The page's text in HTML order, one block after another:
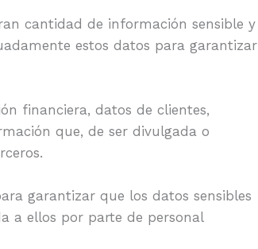
cantidad de información sensible y
estos datos para garantizar
financiera, datos de clientes,
que, de ser divulgada o
garantizar que los datos sensibles
a ellos por parte de personal